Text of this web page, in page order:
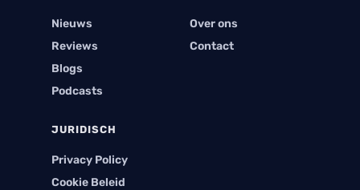
Nieuws
Reviews
Blogs
Podcasts
Over ons
Contact
JURIDISCH
Privacy Policy
Cookie Beleid